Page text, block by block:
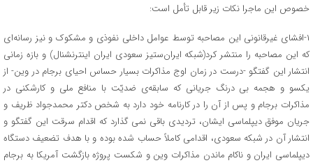
خصوص این ماجرا نکات زیر قابل تأمل است:
١-افشاى غیرقانونى این مصاحبه توسط عوامل داخلى نفوذی و مشکوک و نیز رسانه‌اى
که این مصاحبه را منتشر کرد(شبکه ایران‌ستیز سعودى ایران اینترنشنال) و بازه زمانى
انتشار این گفتگو -درست در زمان اوج مذاکرات بسیار حساس احیاى برجام در وین- از
یکسو و هجمه بى درنگ جریانى که سابقه‌ی ضدیّت با منافع ملی و کارشکنی در
مذاکرات برجام و پس از آن‌ را در کارنامه خود دارد به شخص دکتر محمدجواد ظریف و
جریان موفق دیپلماسی ایشان، تردیدى باقى نمى گذارد که اقدام سرقت این گفتگو و
انتشار آن در شبکه سعودى، اقدامى کاملاً حساب شده بوده و با هدف تضعیف دستگاه
دیپلماسى ایران و ناکام ماندن مذاکرات وین و شکست پروژه بازگشت آمریکا به برجام